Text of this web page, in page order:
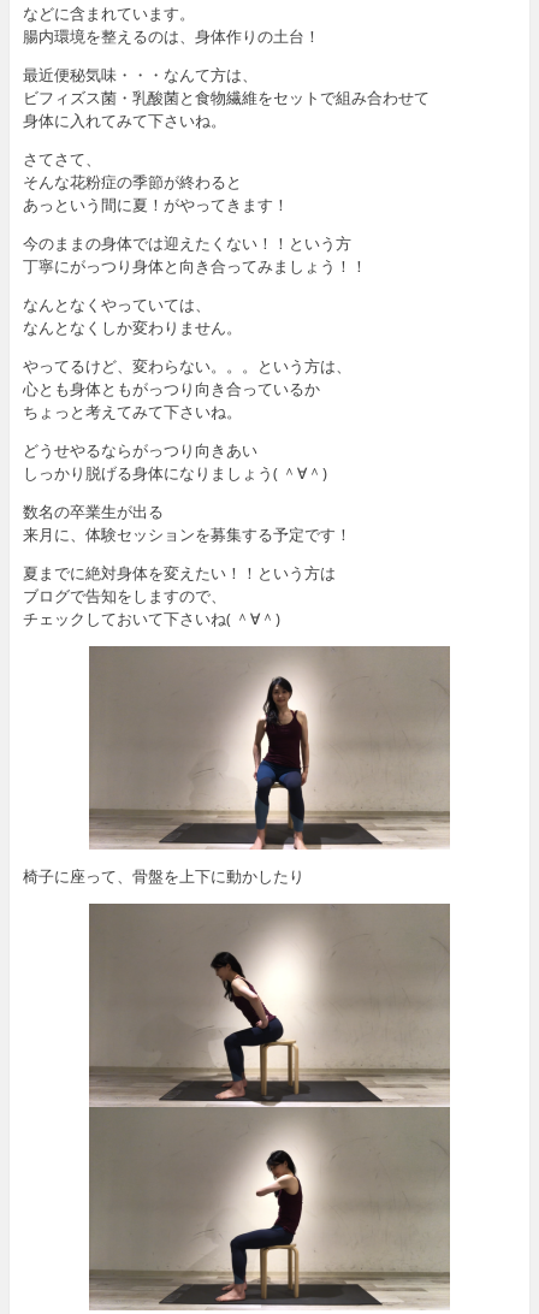
などに含まれています。
腸内環境を整えるのは、身体作りの土台！
最近便秘気味・・・なんて方は、
ビフィズス菌・乳酸菌と食物繊維をセットで組み合わせて
身体に入れてみて下さいね。
さてさて、
そんな花粉症の季節が終わると
あっという間に夏！がやってきます！
今のままの身体では迎えたくない！！という方
丁寧にがっつり身体と向き合ってみましょう！！
なんとなくやっていては、
なんとなくしか変わりません。
やってるけど、変わらない。。。という方は、
心とも身体ともがっつり向き合っているか
ちょっと考えてみて下さいね。
どうせやるならがっつり向きあい
しっかり脱げる身体になりましょう( ＾∀＾)
数名の卒業生が出る
来月に、体験セッションを募集する予定です！
夏までに絶対身体を変えたい！！という方は
ブログで告知をしますので、
チェックしておいて下さいね( ＾∀＾)
椅子に座って、骨盤を上下に動かしたり